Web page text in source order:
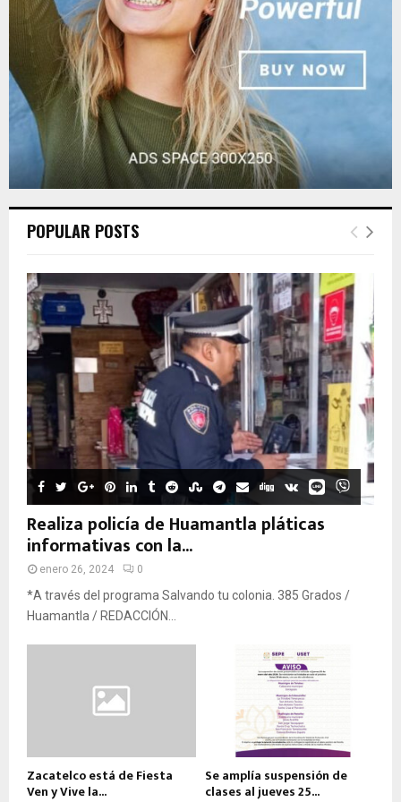
POPULAR POSTS
Realiza policía de Huamantla pláticas
informativas con la...
enero 26, 2024 0
*A través del programa Salvando tu colonia. 385 Grados /
Huamantla / REDACCIÓN...
Zacatelco está de Fiesta
Ven y Vive la...
Se amplía suspensión de
clases al jueves 25...